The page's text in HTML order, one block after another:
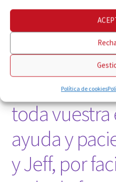
Política de cookies
San
viaje.
gracias a
los cantores
toda vuestra
ayuda y
y Jeff, por